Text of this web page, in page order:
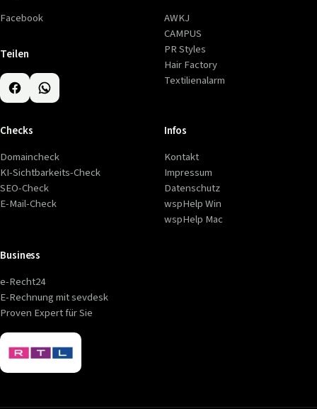
Facebook
Teilen
AWKJ
CAMPUS
PR Styles
Hair Factory
Textilienalarm
Checks
Domaincheck
KI-Sichtbarkeits-Check
SEO-Check
E-Mail-Check
Infos
Kontakt
Impressum
Datenschutz
wspHelp Win
wspHelp Mac
Business
e-Recht24
E-Rechnung mit sevdesk
Proven Expert für Sie